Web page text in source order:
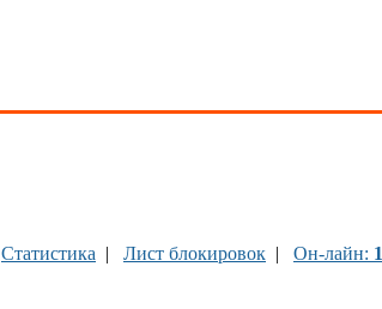
Статистика | Лист блокировок | Он-лайн: 1